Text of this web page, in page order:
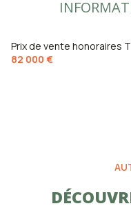
Prix de vente honoraires
82 000 €